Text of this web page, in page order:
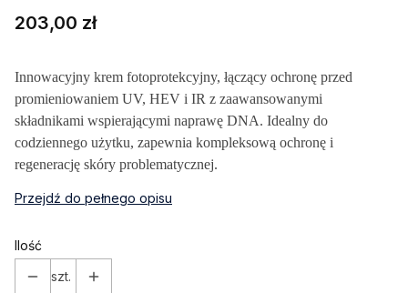
Cena
203,00 zł
Innowacyjny krem fotoprotekcyjny, łączący ochronę przed
promieniowaniem UV, HEV i IR z zaawansowanymi
składnikami wspierającymi naprawę DNA. Idealny do
codziennego użytku, zapewnia kompleksową ochronę i
regenerację skóry problematycznej.
Przejdź do pełnego opisu
Ilość
szt.